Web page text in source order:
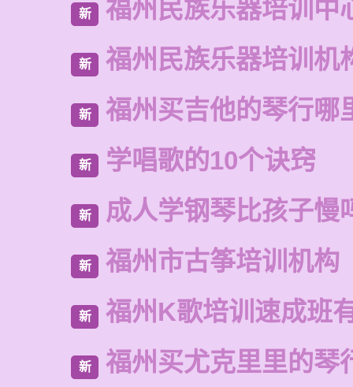
新 福州民族乐器培训中
新 福州民族乐器培训机
新 福州买吉他的琴行哪
新 学唱歌的10个诀窍
新 成人学钢琴比孩子慢
新 福州市古筝培训机构
新 福州K歌培训速成班
新 福州买尤克里里的琴